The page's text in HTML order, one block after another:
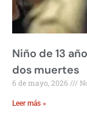
Niño de 13
dos muertes
6 de mayo, 2026
Leer más »